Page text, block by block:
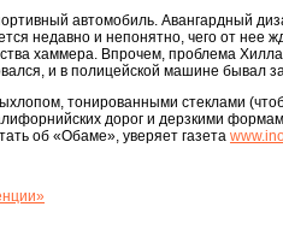
автомобиль. Авангардный
недавно и непонятно, чего от нее
хаммера. Впрочем, проблема
и в полицейской машине бывал
тонированными стеклами
дорог и дерзкими
об «Обаме», уверяет газета